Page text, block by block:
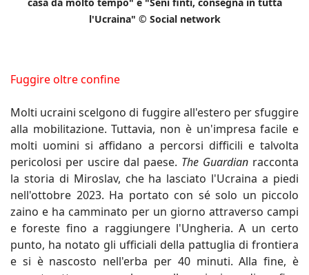
l'Ucraina" © Social network
Fuggire oltre confine
Molti ucraini scelgono di fuggire all'estero per sfuggire
alla mobilitazione. Tuttavia, non è un'impresa facile e
molti uomini si affidano a percorsi difficili e talvolta
pericolosi per uscire dal paese. The Guardian racconta
la storia di Miroslav, che ha lasciato l'Ucraina a piedi
nell'ottobre 2023. Ha portato con sé solo un piccolo
zaino e ha camminato per un giorno attraverso campi
e foreste fino a raggiungere l'Ungheria. A un certo
punto, ha notato gli ufficiali della pattuglia di frontiera
e si è nascosto nell'erba per 40 minuti. Alla fine, è